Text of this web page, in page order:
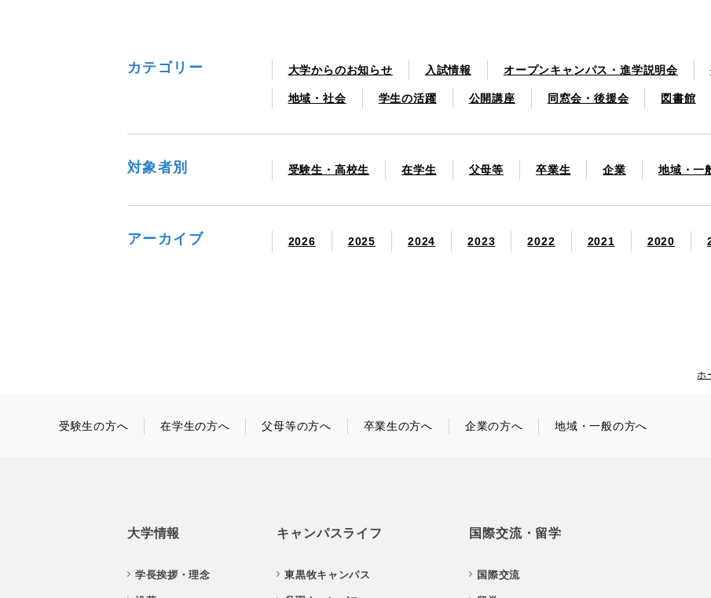
カテゴリー 大学からのお知らせ 入試情報 オープンキャンパス・進学説明会
地域・社会 学生の活躍 公開講座 同窓会・後援会 図書館
対象者別 受験生・高校生 在学生 父母等 卒業生 企業 地域・一
アーカイブ 2026 2025 2024 2023 2022 2021 2020
ホ
受験生の方へ 在学生の方へ 父母等の方へ 卒業生の方へ 企業の方へ 地域・一般の方へ
大学情報
学長挨拶・理念
キャンパスライフ
東黒牧キャンパス
国際交流・留学
国際交流